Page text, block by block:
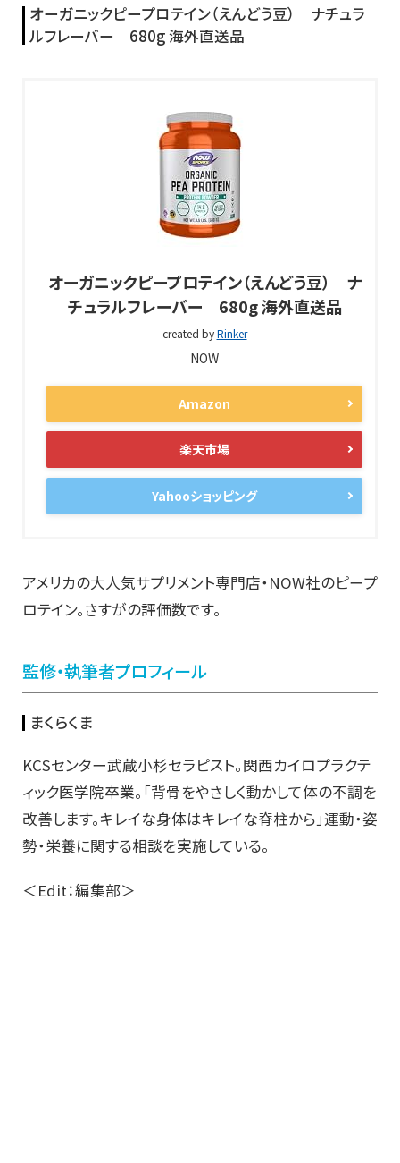
オーガニックピープロテイン（えんどう豆） ナチュラ
ルフレーバー 680g 海外直送品
オーガニックピープロテイン（えんどう豆） ナ
チュラルフレーバー 680g 海外直送品
created byRinker
NOW
Amazon
楽天市場
Yahooショッピング
アメリカの大人気サプリメント専門店・NOW社のピープ
ロテイン。さすがの評価数です。
監修・執筆者プロフィール
まくらくま
KCSセンター武蔵小杉セラピスト。関西カイロプラクテ
ィック医学院卒業。「背骨をやさしく動かして体の不調を
改善します。キレイな身体はキレイな脊柱から」運動・姿
勢・栄養に関する相談を実施している。
＜Edit：編集部＞